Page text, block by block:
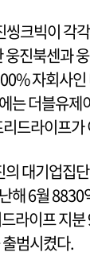
씽크빅이 각
진북센과
자회사
는 더블유제
드라이프가
대기업집
해 6월 8830
라이프 지
범시켰다.